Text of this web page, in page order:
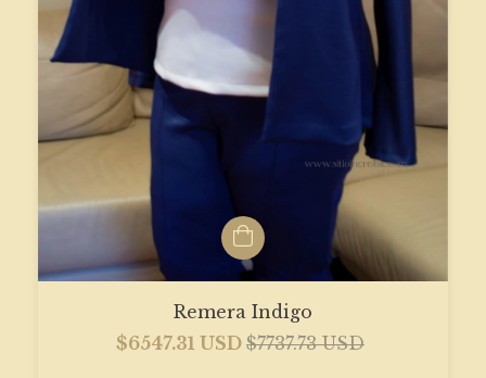
Remera Indigo
$6547.31 USD $7737.73 USD